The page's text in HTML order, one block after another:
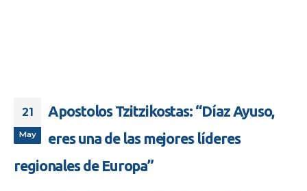
21
May
Apostolos Tzitzikostas: “Díaz Ayuso,
eres una de las mejores líderes
regionales de Europa”